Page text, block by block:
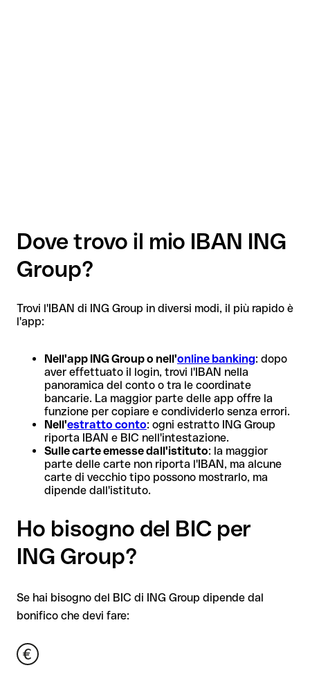
Dove trovo il mio IBAN ING
Group?
Trovi l'IBAN di ING Group in diversi modi, il più rapido è
l'app:
Nell'app ING Group o nell'online banking: dopo
aver effettuato il login, trovi l'IBAN nella
panoramica del conto o tra le coordinate
bancarie. La maggior parte delle app offre la
funzione per copiare e condividerlo senza errori.
Nell'estratto conto: ogni estratto ING Group
riporta IBAN e BIC nell'intestazione.
Sulle carte emesse dall'istituto: la maggior
parte delle carte non riporta l'IBAN, ma alcune
carte di vecchio tipo possono mostrarlo, ma
dipende dall'istituto.
Ho bisogno del BIC per
ING Group?
Se hai bisogno del BIC di ING Group dipende dal
bonifico che devi fare: